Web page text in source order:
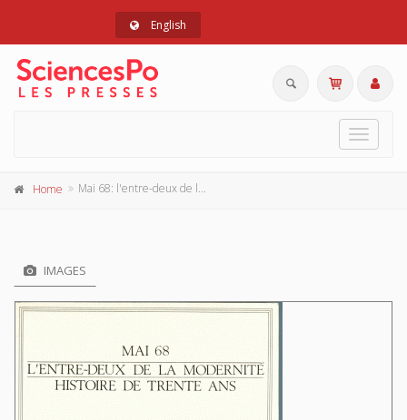
English
Toggle
Home Mai 68: l'entre-deux de la modernité
IMAGES